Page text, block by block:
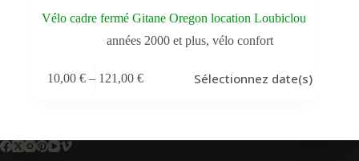
Vélo cadre fermé Gitane Oregon location Loubiclou
années 2000 et plus,vélo confort
10,00 €– 121,00 €
Plage
à
Sélectionnez date(s)
produit
Les
options